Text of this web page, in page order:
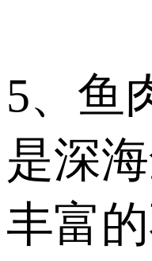
5、鱼
是深
丰富